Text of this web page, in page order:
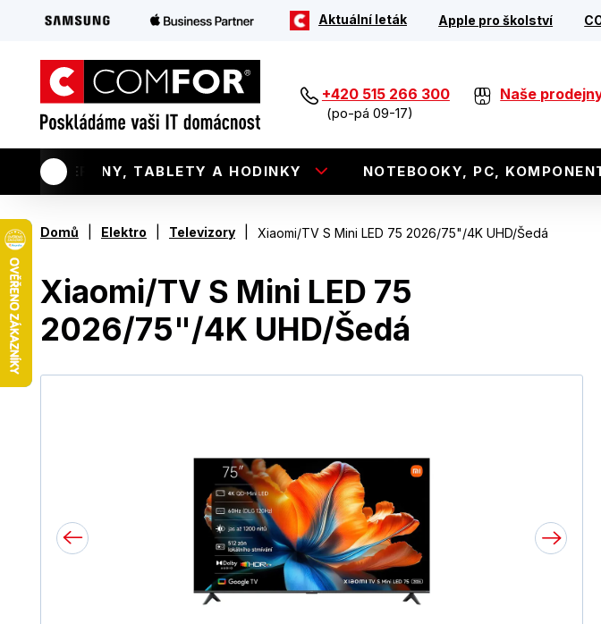
Aktuální leták Apple pro školství
+420 515 266 300
(po-pá 09-17)
Naše
TELEFONY, TABLETY A HODINKY NOTEBOOKY, PC,
Domů Elektro Televizory Xiaomi/TV S Mini LED 75 2026/75"/4K UHD/Šedá
Xiaomi/TV S Mini LED 75
2026/75"/4K UHD/Šedá